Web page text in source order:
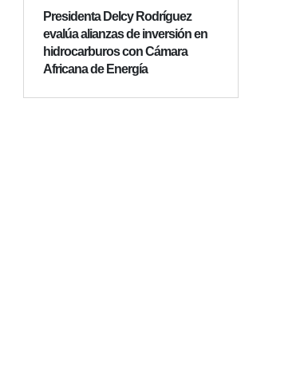
Presidenta Delcy Rodríguez
evalúa alianzas de inversión en
hidrocarburos con Cámara
Africana de Energía